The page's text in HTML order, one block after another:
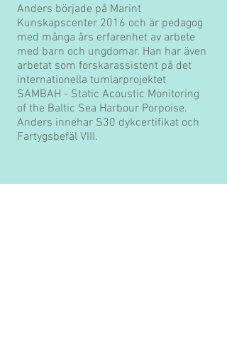
Anders började på Marint
Kunskapscenter 2016 och är pedagog
med många års erfarenhet av arbete
med barn och ungdomar. Han har även
arbetat som forskarassistent på det
internationella tumlarprojektet
SAMBAH - Static Acoustic Monitoring
of the Baltic Sea Harbour Porpoise.
Anders innehar S30 dykcertifikat och
Fartygsbefäl VIII.